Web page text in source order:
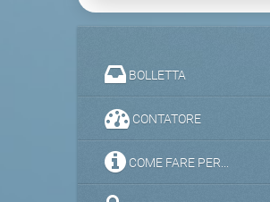
BOLLETTA
CONTATORE
COME FARE PER...